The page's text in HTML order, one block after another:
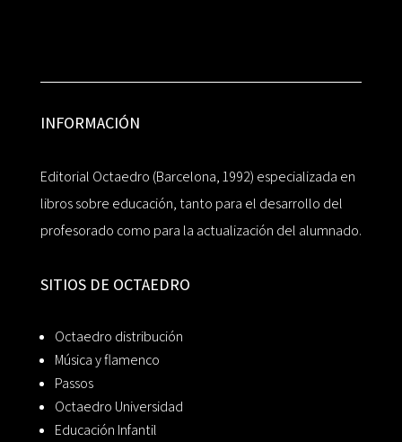
INFORMACIÓN
Editorial Octaedro (Barcelona, 1992) especializada en
libros sobre educación, tanto para el desarrollo del
profesorado como para la actualización del alumnado.
SITIOS DE OCTAEDRO
Octaedro distribución
Música y flamenco
Passos
Octaedro Universidad
Educación Infantil